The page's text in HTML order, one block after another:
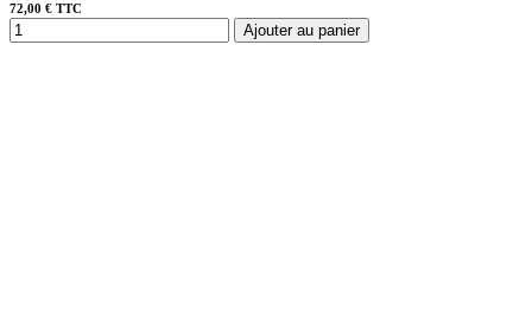
72,00 € TTC
Ajouter au panier